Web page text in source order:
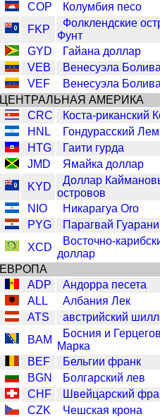
COP
Колумбия песо
FKP
Фолклендские
Фунт
GYD
Гайана доллар
VEB
Венесуэла
VEF
Венесуэла
ЦЕНТРАЛЬНАЯ АМЕРИКА
CRC
Коста-риканский
HNL
Гондурасский
HTG
Гаити гурда
JMD
Ямайка доллар
KYD
Доллар
островов
NIO
Никарагуа Oro
PYG
Парагвай Гуарани
XCD
Восточно-
доллар
ЕВРОПА
ADP
Андорра песета
ALL
Албания Лек
ATS
австрийский
BAM
Босния и
Марка
BEF
Бельгии франк
BGN
Болгарский лев
CHF
Швейцарский
CZK
Чешская крона